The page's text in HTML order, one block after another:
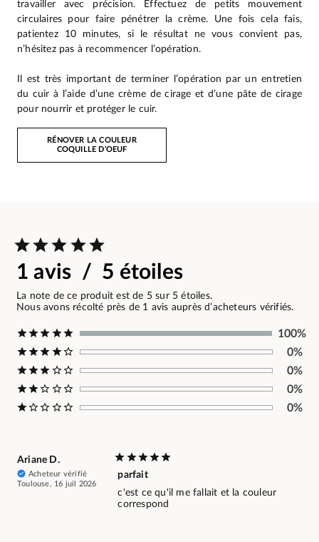
travailler avec précision. Effectuez de petits mouvement
circulaires pour faire pénétrer la crème. Une fois cela fais,
patientez 10 minutes, si le résultat ne vous convient pas,
n’hésitez pas à recommencer l’opération.
Il est très important de terminer l’opération par un entretien
du cuir à l’aide d’une crème de cirage et d’une pâte de cirage
pour nourrir et protéger le cuir.
RÉNOVER LA COULEUR
COQUILLE D’OEUF
1 avis / 5 étoiles
La note de ce produit est de 5 sur 5 étoiles.
Nous avons récolté près de 1 avis auprès d’acheteurs vérifiés.
100%
0%
0%
0%
0%
Ariane D.
Acheteur vérifié
Toulouse, 16 juil 2026
parfait
c'est ce qu'il me fallait et la couleur
correspond